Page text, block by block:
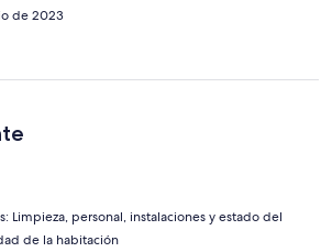
de 2023
Limpieza, personal, instalaciones y estado del
de la habitación